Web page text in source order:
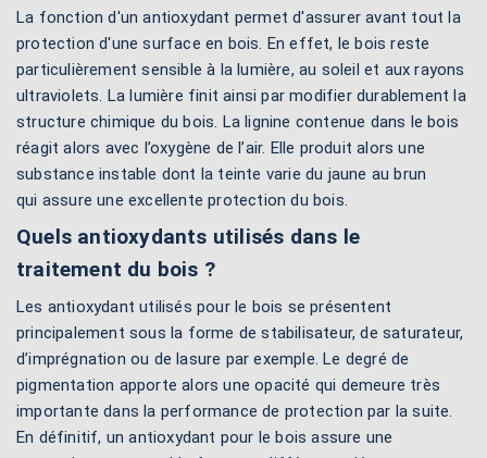
La fonction d'un antioxydant permet d'assurer avant tout la
protection d'une surface en bois. En effet, le bois reste
particulièrement sensible à la lumière, au soleil et aux rayons
ultraviolets. La lumière finit ainsi par modifier durablement la
structure chimique du bois. La lignine contenue dans le bois
réagit alors avec l’oxygène de l’air. Elle produit alors une
substance instable dont la teinte varie du jaune au brun
qui assure une excellente protection du bois.
Quels antioxydants utilisés dans le
traitement du bois ?
Les antioxydant utilisés pour le bois se présentent
principalement sous la forme de stabilisateur, de saturateur,
d’imprégnation ou de lasure par exemple. Le degré de
pigmentation apporte alors une opacité qui demeure très
importante dans la performance de protection par la suite.
En définitif, un antioxydant pour le bois assure une